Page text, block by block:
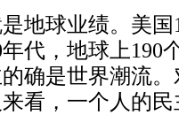
地球业绩。美国
年代，地球上190
确是世界潮流
看，一个人的